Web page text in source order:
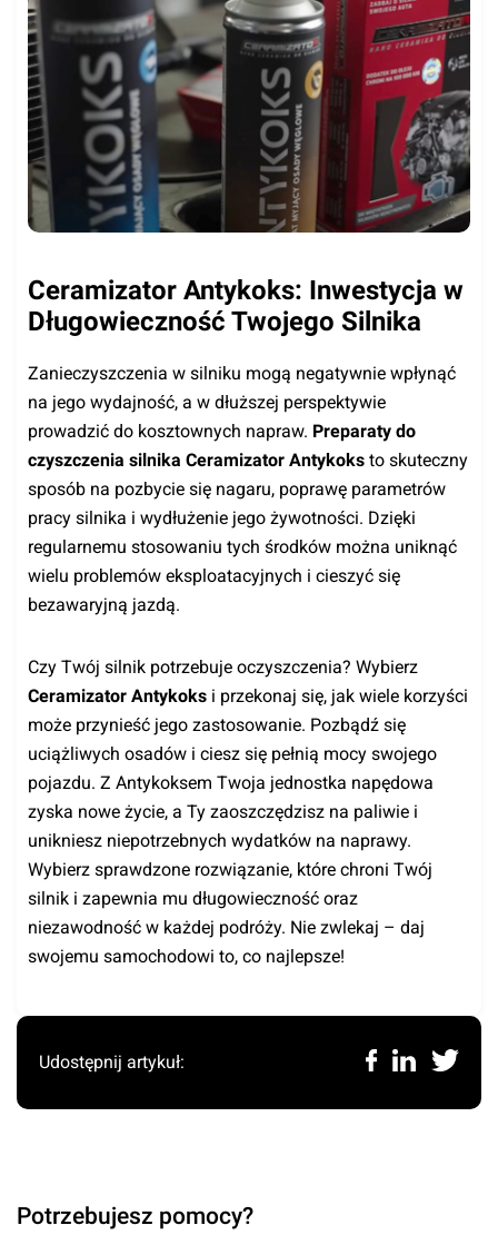
Ceramizator Antykoks: Inwestycja w
Długowieczność Twojego Silnika
Zanieczyszczenia w silniku mogą negatywnie wpłynąć
na jego wydajność, a w dłuższej perspektywie
prowadzić do kosztownych napraw. Preparaty do
czyszczenia silnika Ceramizator Antykoks to skuteczny
sposób na pozbycie się nagaru, poprawę parametrów
pracy silnika i wydłużenie jego żywotności. Dzięki
regularnemu stosowaniu tych środków można uniknąć
wielu problemów eksploatacyjnych i cieszyć się
bezawaryjną jazdą.
Czy Twój silnik potrzebuje oczyszczenia? Wybierz
Ceramizator Antykoks i przekonaj się, jak wiele korzyści
może przynieść jego zastosowanie. Pozbądź się
uciążliwych osadów i ciesz się pełnią mocy swojego
pojazdu. Z Antykoksem Twoja jednostka napędowa
zyska nowe życie, a Ty zaoszczędzisz na paliwie i
unikniesz niepotrzebnych wydatków na naprawy.
Wybierz sprawdzone rozwiązanie, które chroni Twój
silnik i zapewnia mu długowieczność oraz
niezawodność w każdej podróży. Nie zwlekaj – daj
swojemu samochodowi to, co najlepsze!
Udostępnij artykuł:
Potrzebujesz pomocy?